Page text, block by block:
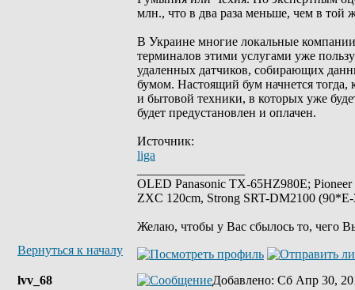
млн., что в два раза меньше, чем в той
В Украине многие локальные
терминалов этими услугами уже
удаленных датчиков, собирающих
бумом. Настоящий бум начнется
и бытовой техники, в которых уже
будет предустановлен и оплачен.
Источник:
liga
OLED Panasonic TX-65HZ980E;
ZXC 120cm, Strong SRT-DM2100
Желаю, чтобы у Вас сбылось то, чего
Вернуться к началу
lvv_68 Добавлено: Сб Апр 30,